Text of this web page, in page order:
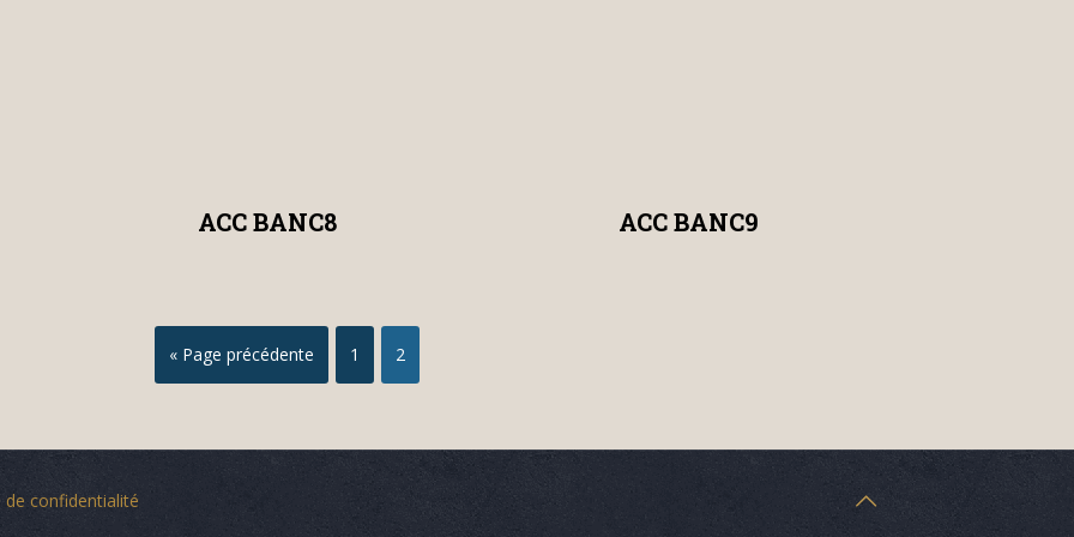
ACC BANC8 ACC BANC9
« Page précédente 1 2
de confidentialité